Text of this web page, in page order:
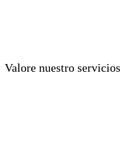
Valore nuestro servicios